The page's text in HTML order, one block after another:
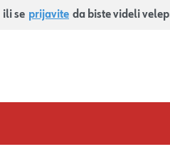
ili se prijavite da biste videli